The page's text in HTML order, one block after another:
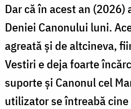
Dar că în acest an (2026)
Deniei Canonului luni.
agreată și de altcineva,
Vestiri e deja foarte
suporte și Canonul cel
utilizator se întreabă cine